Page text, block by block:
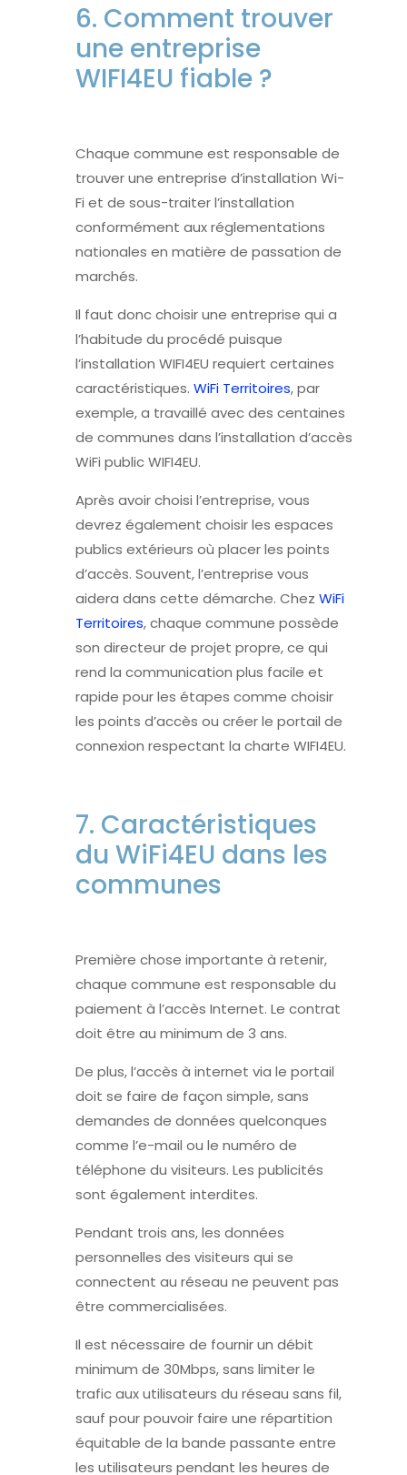
6. Comment trouver
une entreprise
WIFI4EU fiable ?
Chaque commune est responsable de
trouver une entreprise d’installation Wi-
Fi et de sous-traiter l’installation
conformément aux réglementations
nationales en matière de passation de
marchés.
Il faut donc choisir une entreprise qui a
l’habitude du procédé puisque
l’installation WIFI4EU requiert certaines
caractéristiques.WiFi Territoires, par
exemple, a travaillé avec des centaines
de communes dans l’installation d’accès
WiFi public WIFI4EU.
Après avoir choisi l’entreprise, vous
devrez également choisir les espaces
publics extérieurs où placer les points
d’accès. Souvent, l’entreprise vous
aidera dans cette démarche. ChezWiFi
Territoires, chaque commune possède
son directeur de projet propre, ce qui
rend la communication plus facile et
rapide pour les étapes comme choisir
les points d’accès ou créer le portail de
connexion respectant la charte WIFI4EU.
7. Caractéristiques
du WiFi4EU dans les
communes
Première chose importante à retenir,
chaque commune est responsable du
paiement à l’accès Internet. Le contrat
doit être au minimum de 3 ans.
De plus, l’accès à internet via le portail
doit se faire de façon simple, sans
demandes de données quelconques
comme l’e-mail ou le numéro de
téléphone du visiteurs. Les publicités
sont également interdites.
Pendant trois ans, les données
personnelles des visiteurs qui se
connectent au réseau ne peuvent pas
être commercialisées.
Il est nécessaire de fournir un débit
minimum de 30Mbps, sans limiter le
trafic aux utilisateurs du réseau sans fil,
sauf pour pouvoir faire une répartition
équitable de la bande passante entre
les utilisateurs pendant les heures de